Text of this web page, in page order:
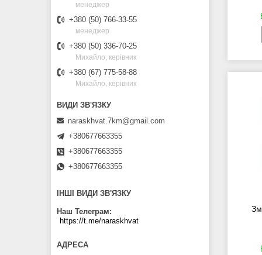
менеджер
+380 (50) 766-33-55
менеджер
+380 (50) 336-70-25
Михайло, керівник
+380 (67) 775-58-88
Михайло, керівник
naraskhvat.7km@gmail.com
+380677663355
+380677663355
+380677663355
ІНШІ ВИДИ ЗВ'ЯЗКУ
Наш Телеграм
https://t.me/naraskhvat